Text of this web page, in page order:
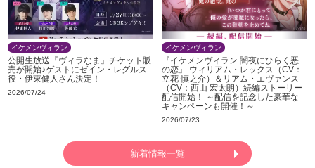
イケメンヴィラン
公開生放送『ヴィラなま』チケット販
売が開始♪ゲストにゼイン・レグルス
役・伊東健人さん決定！
2026/07/24
イケメンヴィラン
『イケメンヴィラン 闇夜にひらく悪
の恋』 ウィリアム・レックス（CV：
立花 慎之介）＆リアム・エヴァンス
（CV：西山 宏太朗）続編ストーリー
配信開始！ ～配信を記念した豪華な
キャンペーンも開催！～
2026/07/23
新着情報一覧